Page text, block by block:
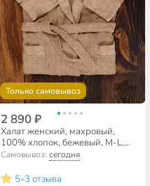
Только самовывоз
2 890 ₽
Халат женский, махровый,
100% хлопок, бежевый, M-L,
46-48, Barkas, Aria, AI-1905017
Самовывоз: сегодня
5•3 отзыва